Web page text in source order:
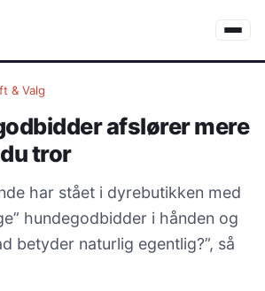
& Valg
afslører mere
tror
har stået i dyrebutikken med
hundegodbidder i hånden og
betyder naturlig egentlig?”, så